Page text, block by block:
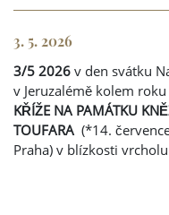
3. 5. 2026
3/5 2026 v den svátku
v Jeruzalémě kolem
KŘÍŽE NA PAMÁTKU
TOUFARA (*14.
Praha) v blízkosti